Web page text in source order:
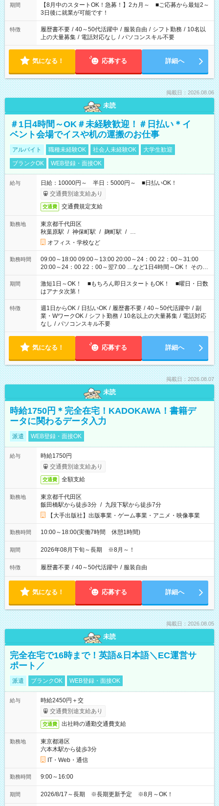
「できれば残業はしたくない」 など、ご希望を教えてください
ね。 ※Wワーク希望の方へ 今ご覧のお仕事で希望する勤務時間
と、もう1つのお仕事の勤務時間。 合計で週40時間を超える場
合は応募できません。
期間
【8月中のスタートOK！急募！】2カ月～ ■ご応募から最短2～
3日後に就業が可能です！
特徴 履歴書不要 / 40～50代活躍中 / 服装自由 / シフト勤務 / 10名以
上の大量募集 / 電話対応なし / パソコンスキル不要
気になる！ 応募する 詳細へ
掲載日：2026.08.06
未読
＃1日4時間～OK＃未経験歓迎！＃日払い＊イ
ベント会場でイスや机の運搬のお仕事
アルバイト 職種未経験OK 社会人未経験OK
大学生歓迎
ブランクOK
WEB登録・面接OK
給与
日給：10000円～ 半日：5000円～ ■日払いOK！
交通費別途支給あり
交通費 交通費規定支給
勤務地
東京都千代田区
秋葉原駅 / 神保町駅 / 麹町駅 / …
オフィス・学校など
勤務時間
09:00～18:00 09:00～13:00 20:00～24：00 22：00～31:00
20:00～24：00 22：00～翌7:00 …など1日4時間～OK！ その他
シフトもございます！ お気軽にご相談ください！
期間
激短1日～OK！ ■もちろん即日スタートもOK！ ■曜日・日数
はアナタ次第！
特徴 週1日からOK / 日払いOK / 履歴書不要 / 40～50代活躍中 / 副
業・WワークOK / シフト勤務 / 10名以上の大量募集 / 電話対応
なし / パソコンスキル不要
気になる！ 応募する 詳細へ
掲載日：2026.08.07
未読
時給1750円＊完全在宅！KADOKAWA！書籍デ
ータに関わるデータ入力
派遣 WEB登録・面接OK
給与
時給1750円
交通費別途支給あり
交通費 全額支給
勤務地
東京都千代田区
飯田橋駅から徒歩3分 / 九段下駅から徒歩7分
【大手出版社】出版事業・ゲーム事業・アニメ・映像事業
勤務時間 10:00～18:00(実働7時間 休憩1時間)
期間 2026年08月下旬～長期 ※8月～！
特徴 履歴書不要 / 40～50代活躍中 / 服装自由
気になる！ 応募する 詳細へ
掲載日：2026.08.05
未読
完全在宅で16時まで！英語&日本語＼EC運営サ
ポート／
派遣 ブランクOK WEB登録・面接OK
給与
時給2450円＋交
交通費別途支給あり
交通費 出社時の通勤交通費支給
勤務地
東京都港区
六本木駅から徒歩3分
IT・Web・通信
勤務時間 9:00～16:00
期間 2026/8/17～長期 ※長期更新予定 ※8月～OK！